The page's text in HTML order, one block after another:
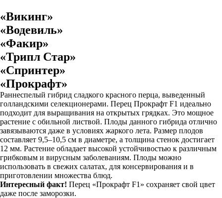
«Викинг»
«Водевиль»
«Факир»
«Трипл Стар»
«Спринтер»
«Прокрафт»
Раннеспелый гибрид сладкого красного перца, выведенный
голландскими селекционерами. Перец Прокрафт F1 идеально
подходит для выращивания на открытых грядках. Это мощное
растение с обильной листвой. Плоды данного гибрида отлично
завязываются даже в условиях жаркого лета. Размер плодов
составляет 9,5–10,5 см в диаметре, а толщина стенок достигает
12 мм. Растение обладает высокой устойчивостью к различным
грибковым и вирусным заболеваниям. Плоды можно
использовать в свежих салатах, для консервирования и в
приготовлении множества блюд.
Интересный факт! Перец «Прокрафт F1» сохраняет свой цвет
даже после заморозки.